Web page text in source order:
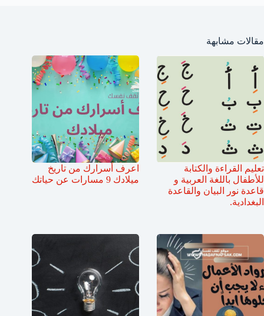
مقالات مشابهة
تعليم القراءة والكتابة
للأطفال باللغة العربية و
قاعدة نور البيان والقاعدة
البغدادية.
اعرف أسرارك من تاريخ
ميلادك 9 مسارات عن حياتك